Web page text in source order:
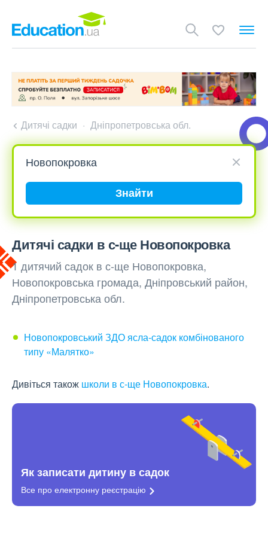
Дитячі садки Дніпропетровська обл.
Знайти
Дитячі садки в с-ще Новопокровка
1 дитячий садок в с-ще Новопокровка,
Новопокровська громада, Дніпровський район,
Дніпропетровська обл.
Новопокровський ЗДО ясла-садок комбінованого
типу «Малятко»
Дивіться також школи в с-ще Новопокровка.
Як записати дитину в садок
Все про електронну реєстрацію